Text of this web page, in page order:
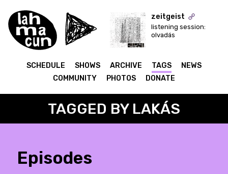
ON AIR
zeitgeist
listening session:
olvadás
SCHEDULE SHOWS ARCHIVE TAGS
NEWS
COMMUNITY
PHOTOS DONATE
TAGGED BY LAKÁS
Episodes